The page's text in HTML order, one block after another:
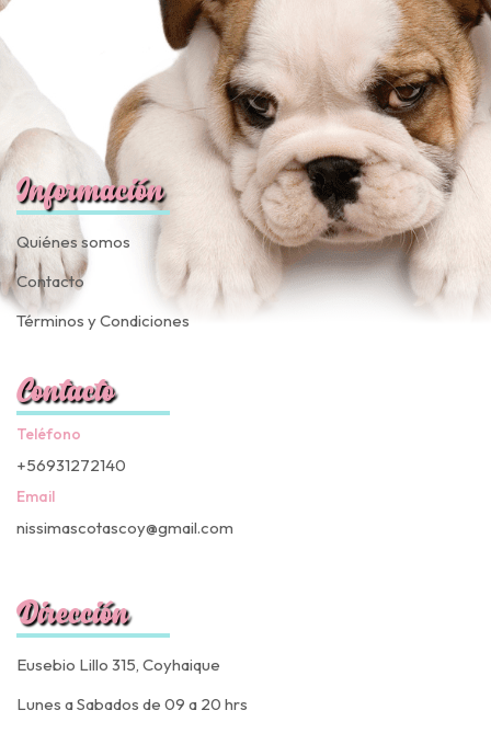
Información
Quiénes somos
Contacto
Términos y Condiciones
Contacto
Teléfono
+56931272140
Email
nissimascotascoy@gmail.com
Dirección
Eusebio Lillo 315, Coyhaique
Lunes a Sabados de 09 a 20 hrs